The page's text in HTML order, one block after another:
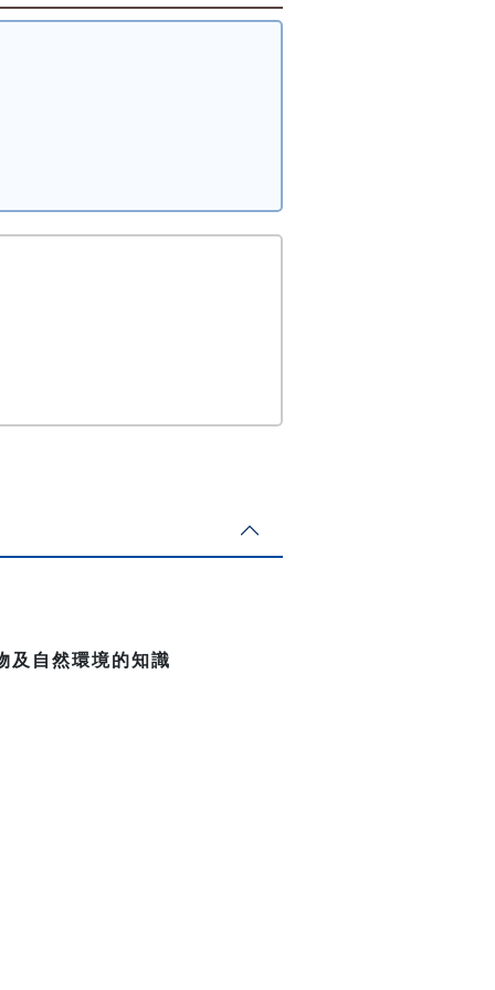
及自然環境的知識